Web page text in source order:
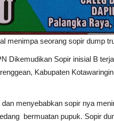
menimpa seorang sopir dump
Dikemudikan Sopir inisial B
Kabupaten
menyebabkan sopir nya
bermuatan pupuk. Sopir
Hukum